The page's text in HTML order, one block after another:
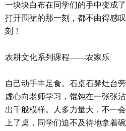
一块块白布在同学们的手中变成
打开围裙的那一刻，都不由得感
刻！
农耕文化系列课程——农家乐
自己动手丰足食。石桌石凳灶台
虚心向老师学习，馄饨在一张张
出千般模样。人多力量大，不一
上了桌，同学们迫不及待地拿着